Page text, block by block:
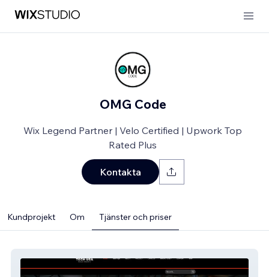
OMG Code
Wix Legend Partner | Velo Certified | Upwork Top
Rated Plus
Kontakta
Kundprojekt Om Tjänster och priser